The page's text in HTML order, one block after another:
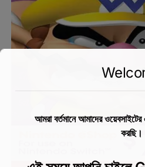
আমরা বর্তমানে আমাদের
করছি।